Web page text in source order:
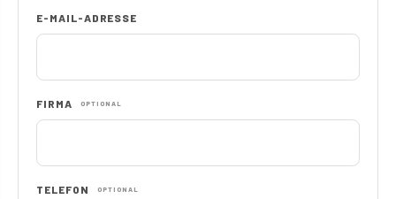
E-MAIL-ADRESSE
FIRMA OPTIONAL
TELEFON OPTIONAL